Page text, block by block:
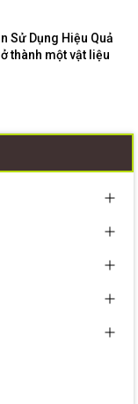
Sử Dụng Hiệu Quả
thành một vật liệu